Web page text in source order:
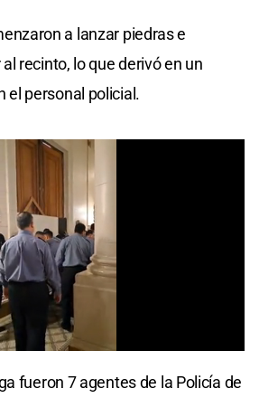
a lanzar piedras e
recinto, lo que derivó en un
el personal policial.
fueron 7 agentes de la Policía de